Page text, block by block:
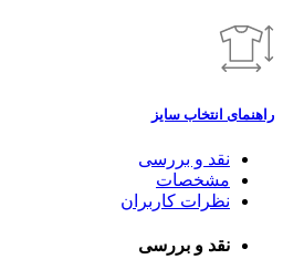
راهنمای انتخاب سایز
نقد و بررسی
مشخصات
نظرات کاربران
نقد و بررسی